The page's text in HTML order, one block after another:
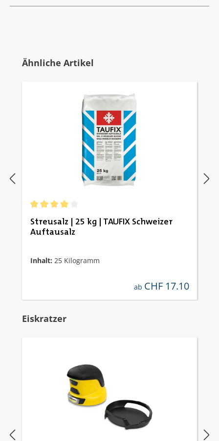
Produktgalerie überspringen
Ähnliche Artikel
Streusalz | 25 kg | TAUFIX Schweizer
Auftausalz
Inhalt: 25 Kilogramm
regulärer preis:
ab CHF 17.10
Produktgalerie überspringen
Eiskratzer